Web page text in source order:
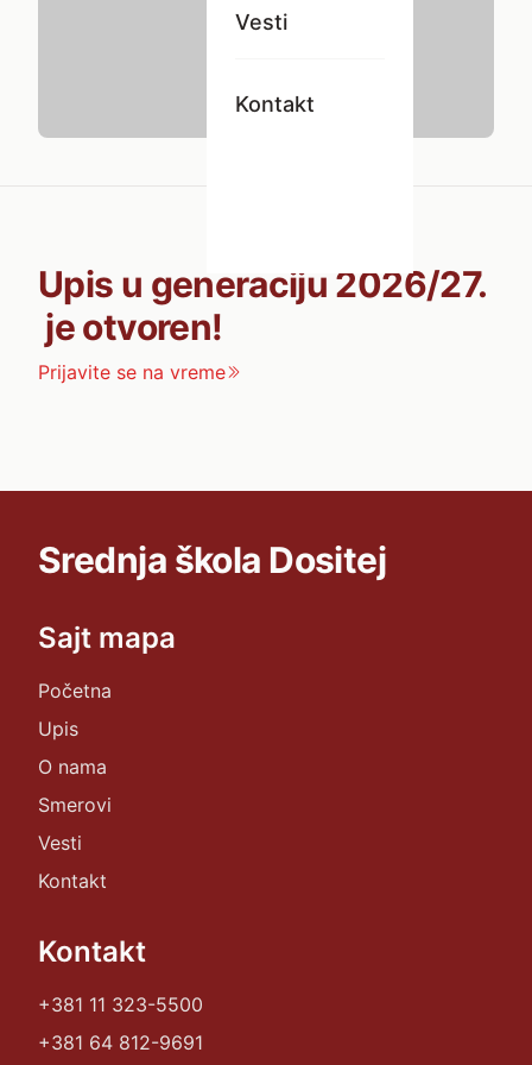
Vesti
Kontakt
Upis u generaciju 2026/27.
je otvoren!
Prijavite se na vreme
Srednja škola Dositej
Sajt mapa
Početna
Upis
O nama
Smerovi
Vesti
Kontakt
Kontakt
+381 11 323-5500
+381 64 812-9691